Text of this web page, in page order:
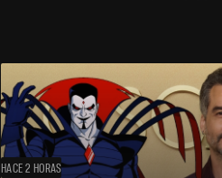
HACE 2 HORAS